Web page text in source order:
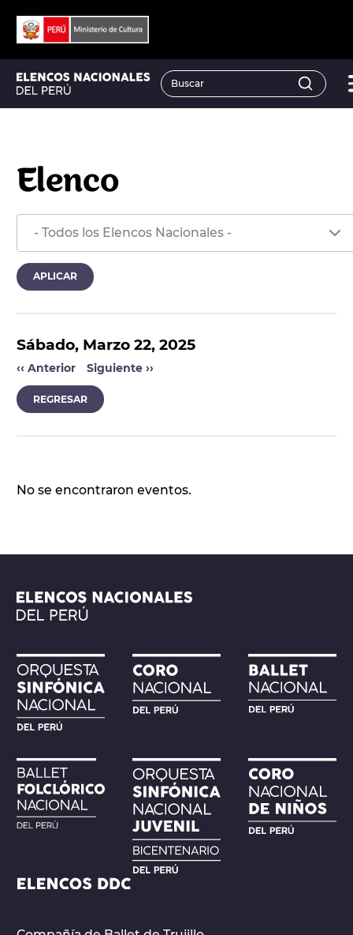
Elenco
Sábado, Marzo 22, 2025
‹‹ Anterior Siguiente ››
REGRESAR
No se encontraron eventos.